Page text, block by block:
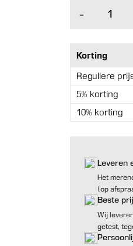
-
8×120
100
aantal
Korting
Reguliere
5% korting
10% korting
Leveren
Het
(op
Beste
Wij
getest,